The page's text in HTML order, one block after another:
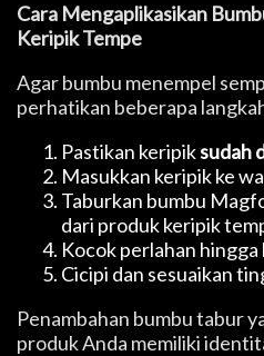
Cara Mengaplikasikan
Keripik Tempe
Agar bumbu menempel
perhatikan beberapa
Pastikan keripiksudah
Masukkan keripik ke
Taburkan bumbu
dari produk keripik
Kocok perlahan
Cicipi dan sesuaikan
Penambahan bumbu tabur
produk Anda memiliki